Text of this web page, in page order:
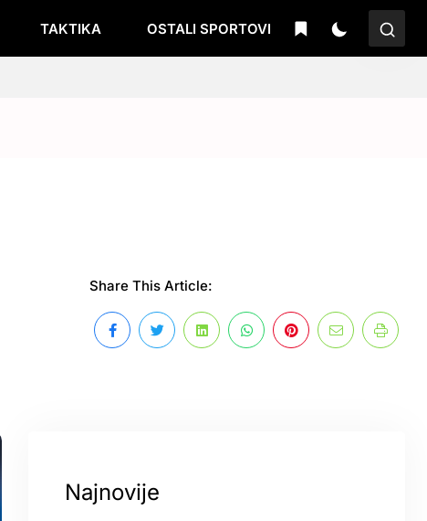
TAKTIKA OSTALI SPORTOVI
Share This Article:
Najnovije